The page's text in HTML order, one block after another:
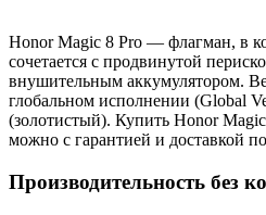
Honor Magic 8 Pro — флагман, в
сочетается с продвинутой
внушительным аккумулятором.
глобальном исполнении (Global
(золотистый). Купить Honor
можно с гарантией и доставкой
Производительность без